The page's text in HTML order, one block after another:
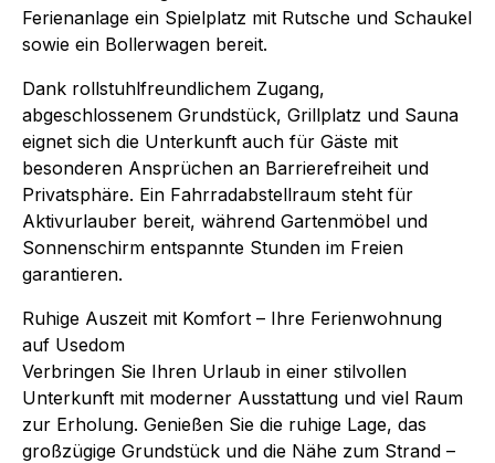
Ferienanlage ein Spielplatz mit Rutsche und Schaukel
sowie ein Bollerwagen bereit.
Dank rollstuhlfreundlichem Zugang,
abgeschlossenem Grundstück, Grillplatz und Sauna
eignet sich die Unterkunft auch für Gäste mit
besonderen Ansprüchen an Barrierefreiheit und
Privatsphäre. Ein Fahrradabstellraum steht für
Aktivurlauber bereit, während Gartenmöbel und
Sonnenschirm entspannte Stunden im Freien
garantieren.
Ruhige Auszeit mit Komfort – Ihre Ferienwohnung
auf Usedom
Verbringen Sie Ihren Urlaub in einer stilvollen
Unterkunft mit moderner Ausstattung und viel Raum
zur Erholung. Genießen Sie die ruhige Lage, das
großzügige Grundstück und die Nähe zum Strand –